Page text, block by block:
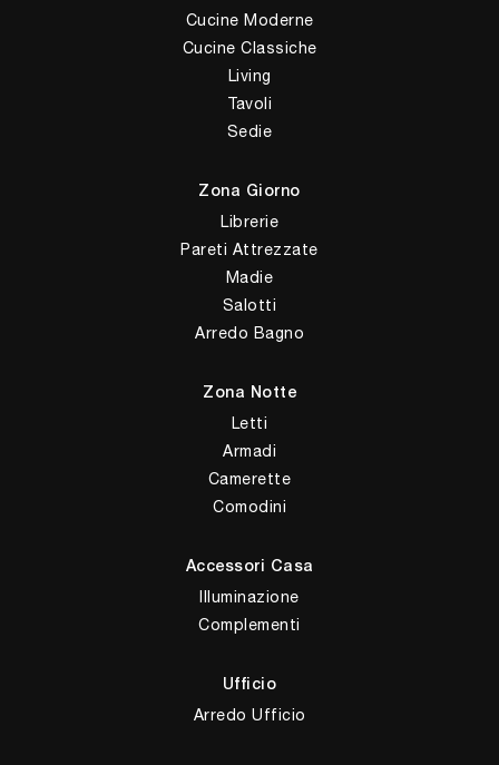
Cucine Moderne
Cucine Classiche
Living
Tavoli
Sedie
Zona Giorno
Librerie
Pareti Attrezzate
Madie
Salotti
Arredo Bagno
Zona Notte
Letti
Armadi
Camerette
Comodini
Accessori Casa
Illuminazione
Complementi
Ufficio
Arredo Ufficio